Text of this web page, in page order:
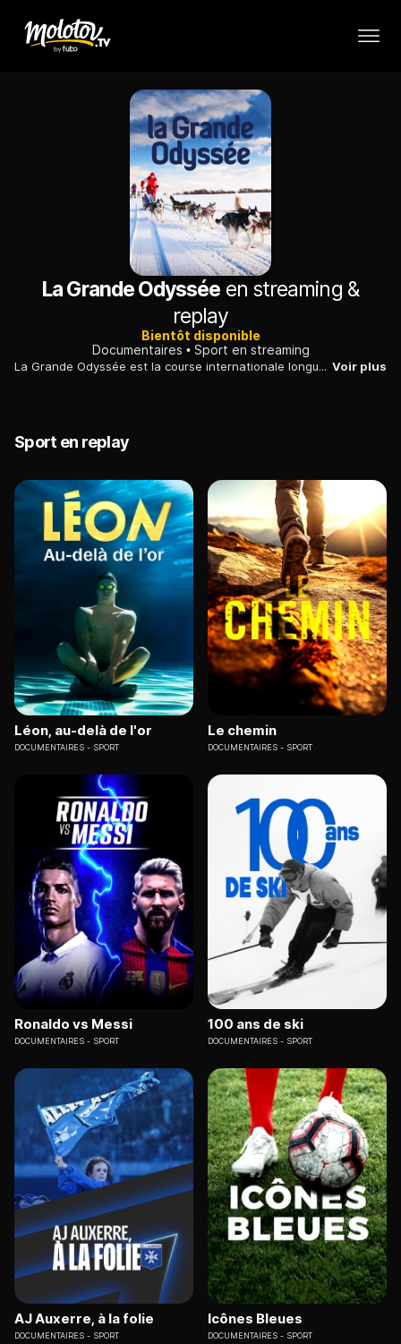
La Grande Odyssée en streaming &
replay
Bientôt disponible
Documentaires
Sport en streaming
La Grande Odyssée est la course internationale longue distance de chien de traîneaux parcourant le plus de dénivelés au monde. Voir plus
Sport en replay
Léon, au-delà de l'or
DOCUMENTAIRES SPORT
Le chemin
DOCUMENTAIRES SPORT
Ronaldo vs Messi
DOCUMENTAIRES SPORT
100 ans de ski
DOCUMENTAIRES SPORT
AJ Auxerre, à la folie
DOCUMENTAIRES SPORT
Icônes Bleues
DOCUMENTAIRES SPORT